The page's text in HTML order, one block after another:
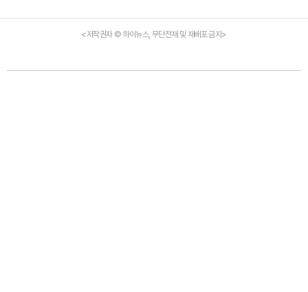
<저작권자 © 하이뉴스, 무단전재 및 재배포 금지>